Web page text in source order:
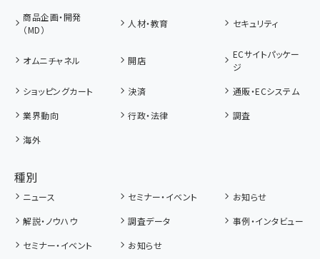
商品企画・開発
（MD）
人材・教育 セキュリティ
オムニチャネル 開店
ECサイトパッケー
ジ
ショッピングカート
決済
通販・ECシステム
業界動向
行政・法律
調査
海外
種別
ニュース セミナー・イベント
お知らせ
解説・ノウハウ
調査データ
事例・インタビュー
セミナー・イベント
お知らせ